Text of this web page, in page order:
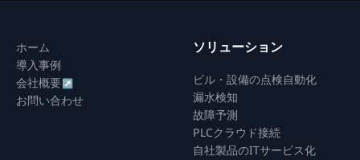
ホーム
導入事例
会社概要↗
お問い合わせ
ソリューション
ビル・設備の点検自動化
漏水検知
故障予測
PLCクラウド接続
自社製品のITサービス化